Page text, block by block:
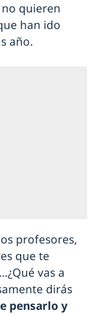
quieren
han ido
año.
profesores,
que te
vas a
dirás
pensarlo y